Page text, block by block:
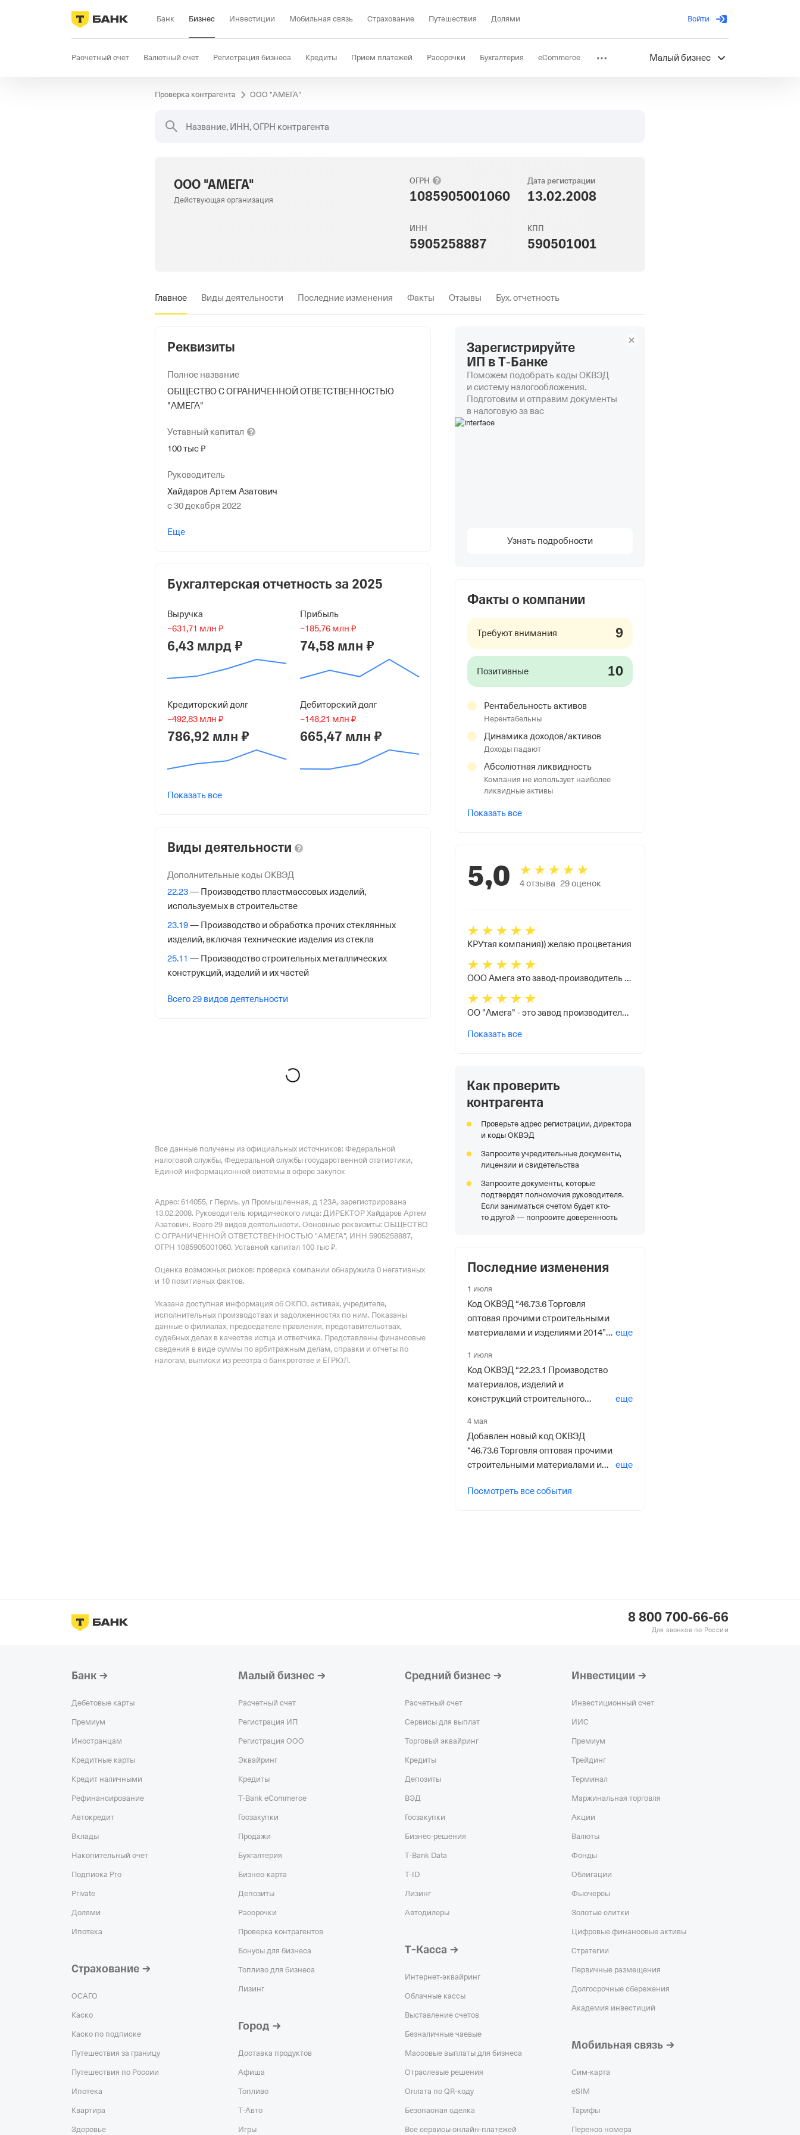
Банк Бизнес Инвестиции Мобильная связь Страхование Путешествия Долями Войти
Расчетный счет Валютный счет Регистрация бизнеса Кредиты Прием платежей Рассрочки Бухгалтерия eCommerce
Продажи Селлер Госзакупки Депозиты
Малый бизнес
Проверка контрагента ООО "АМЕГА"
Название, ИНН, ОГРН контрагента
ООО "АМЕГА"
Действующая организация
ОГРН
1085905001060
Дата регистрации
13.02.2008
ИНН
5905258887
КПП
590501001
Главное Виды деятельности Последние изменения Факты Отзывы Бух. отчетность
Реквизиты
Полное название
ОБЩЕСТВО С ОГРАНИЧЕННОЙ ОТВЕТСТВЕННОСТЬЮ
"АМЕГА"
Уставный капитал
100 тыс ₽
Руководитель
Хайдаров Артем Азатович
с 30 декабря 2022
Кривощекова Жанна Юрьевна
Форма
Малый бизнес
Дата регистрации
Краткое название
ООО "АМЕГА"
Юридический адрес
614055, г Пермь, ул Промышленная, д 123А
5905258887
ОГРН
КПП
Регистрация ФНС
Дата регистрации
19 сентября 2022
Налоговая
№ 17 по Пермскому краю
Внебюджетные фонды
Дата регистрации
19 февраля 2008
Отделение Фонда Пенсионного и Социального Страхования
Российской Федерации по Пермскому краю
Регистрационный номер ФссРФ
19 февраля 2008
Наименование территориального органа
Отделение Фонда Пенсионного и Социального Страхования
Российской Федерации по Пермскому краю
Еще
Бухгалтерская отчетность за 2025
Выручка
−631,71 млн ₽
6,43 млрд ₽
Прибыль
−185,76 млн ₽
74,58 млн ₽
Кредиторский долг
−492,83 млн ₽
786,92 млн ₽
Дебиторский долг
−148,21 млн ₽
665,47 млн ₽
Показать все
Виды деятельности
Дополнительные коды ОКВЭД
22.23— Производство пластмассовых изделий,
используемых в строительстве
23.19— Производство и обработка прочих стеклянных
изделий, включая технические изделия из стекла
25.11 — Производство строительных металлических
конструкций, изделий и их частей
Всего 29 видов деятельности
Все данные получены из официальных источников: Федеральной
налоговой службы, Федеральной службы государственной статистики,
Единой информационной системы в сфере закупок
Адрес: 614055, г Пермь, ул Промышленная, д 123А, зарегистрирована
13.02.2008. Руководитель юридического лица: ДИРЕКТОР Хайдаров Артем
Азатович. Всего 29 видов деятельности. Основные реквизиты: ОБЩЕСТВО
С ОГРАНИЧЕННОЙ ОТВЕТСТВЕННОСТЬЮ "АМЕГА", ИНН 5905258887,
ОГРН 1085905001060. Уставной капитал 100 тыс ₽.
Оценка возможных рисков: проверка компании обнаружила 0 негативных
и 10 позитивных фактов.
Указана доступная информация об ОКПО, активах, учредителе,
исполнительных производствах и задолженностях по ним. Показаны
данные о филиалах, председателе правления, представительствах,
судебных делах в качестве истца и ответчика. Представлены финансовые
сведения в виде суммы по арбитражным делам, справки и отчеты по
налогам, выписки из реестра о банкротстве и ЕГРЮЛ.
Зарегистрируйте
ИП в Т‑Банке
Поможем подобрать коды ОКВЭД
и систему налогообложения.
Подготовим и отправим документы
в налоговую за вас
Узнать подробности
Факты о компании
Требуют внимания 9
Позитивные 10
Рентабельность активов
Нерентабельны
Динамика доходов/активов
Доходы падают
Абсолютная ликвидность
Компания не использует наиболее
ликвидные активы
Показать все
5,0 4отзыва 29оценок
КРУтая компания)) желаю процветания
ООО Амега это завод-производитель конструкций ПВХ, алюминия, дверей. Работаю с ними с 2013 года. Надёжный поставщик.
ОО "Амега" - это завод производитель ПВХ и алюминиевых конструкций, входных дверей и комплектующих, надёжный поставщик с огромным ассортиментом, грамотным персоналом, готовым дать любую консультацию и помочь в работе.
Показать все
Как проверить
контрагента
Проверьте адрес регистрации, директора
и коды ОКВЭД
Запросите учредительные документы,
лицензии и свидетельства
Запросите документы, которые
подтвердят полномочия руководителя.
Если заниматься счетом будет кто-
то другой — попросите доверенность
Последние изменения
1 июля
Код ОКВЭД “46.73.6 Торговля
оптовая прочими строительными
материалами и изделиями 2014”
еще
1 июля
Код ОКВЭД “22.23.1 Производство
материалов, изделий и
конструкций строительного
композитов 2014” удален
еще
4 мая
Добавлен новый код ОКВЭД
“46.73.6 Торговля оптовая прочими
строительными материалами и
еще
Посмотреть все события
8 800 700-66-66
Для звонков по России
Банк
Дебетовые карты
Премиум
Иностранцам
Кредитные карты
Кредит наличными
Рефинансирование
Автокредит
Вклады
Накопительный счет
Подписка Pro
Private
Долями
Ипотека
Страхование
ОСАГО
Каско
Каско по подписке
Путешествия за границу
Путешествия по России
Ипотека
Квартира
Здоровье
Малый бизнес
Расчетный счет
Регистрация ИП
Регистрация ООО
Эквайринг
Кредиты
T‑Bank eCommerce
Госзакупки
Продажи
Бухгалтерия
Бизнес-карта
Депозиты
Рассрочки
Проверка контрагентов
Бонусы для бизнеса
Топливо для бизнеса
Лизинг
Город
Доставка продуктов
Афиша
Топливо
Т‑Авто
Игры
Средний бизнес
Расчетный счет
Сервисы для выплат
Торговый эквайринг
Кредиты
Депозиты
ВЭД
Госзакупки
Бизнес-решения
T‑Bank Data
T‑ID
Лизинг
Автодилеры
Т‑Касса
Интернет-эквайринг
Облачные кассы
Выставление счетов
Безналичные чаевые
Массовые выплаты для бизнеса
Отраслевые решения
Оплата по QR‑коду
Безопасная сделка
Все сервисы онлайн-платежей
Инвестиции
Инвестиционный счет
ИИС
Премиум
Трейдинг
Терминал
Маржинальная торговля
Акции
Валюты
Фонды
Облигации
Фьючерсы
Золотые слитки
Цифровые финансовые активы
Стратегии
Первичные размещения
Долгосрочные сбережения
Академия инвестиций
Мобильная связь
Сим‑карта
eSIM
Тарифы
Перенос номера